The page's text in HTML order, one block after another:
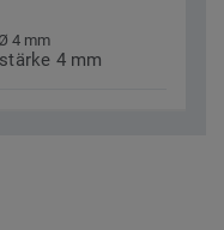
4 mm
4 mm